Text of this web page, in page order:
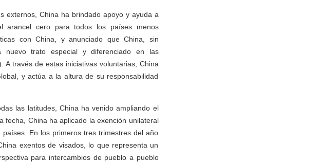
externos, China ha brindado apoyo y ayuda a
arancel cero para todos los países menos
con China, y anunciado que China, sin
trato especial y diferenciado en las
A través de estas iniciativas voluntarias, China
y actúa a la altura de su responsabilidad
las latitudes, China ha venido ampliando el
fecha, China ha aplicado la exención unilateral
En los primeros tres trimestres del año
exentos de visados, lo que representa un
para intercambios de pueblo a pueblo